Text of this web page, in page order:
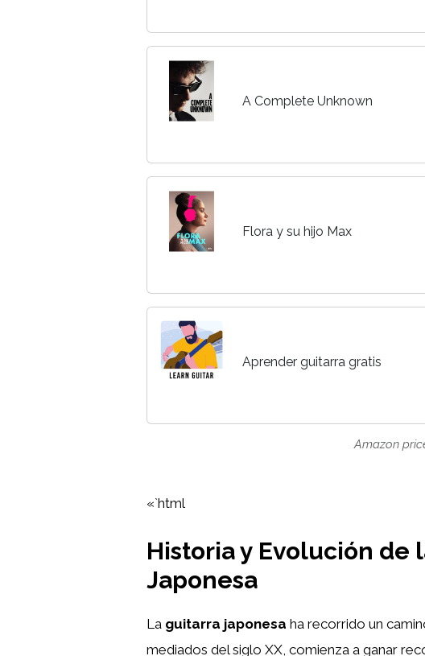
A Complete Unknown
Flora y su hijo Max
Aprender guitarra gratis
Amazon
«`html
Historia y Evolución de
Japonesa
La guitarra japonesa ha recorrido un
mediados del siglo XX, comienza a ganar